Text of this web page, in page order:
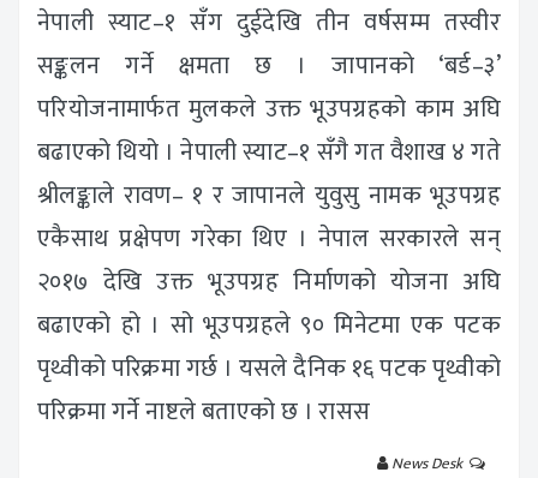
नेपाली स्याट–१ सँग दुईदेखि तीन वर्षसम्म तस्वीर
सङ्कलन गर्ने क्षमता छ । जापानको ‘बर्ड–३’
परियोजनामार्फत मुलकले उक्त भूउपग्रहको काम अघि
बढाएको थियो । नेपाली स्याट–१ सँगै गत वैशाख ४ गते
श्रीलङ्काले रावण– १ र जापानले युवुसु नामक भूउपग्रह
एकैसाथ प्रक्षेपण गरेका थिए । नेपाल सरकारले सन्
२०१७ देखि उक्त भूउपग्रह निर्माणको योजना अघि
बढाएको हो । सो भूउपग्रहले ९० मिनेटमा एक पटक
पृथ्वीको परिक्रमा गर्छ । यसले दैनिक १६ पटक पृथ्वीको
परिक्रमा गर्ने नाष्टले बताएको छ । रासस
News Desk